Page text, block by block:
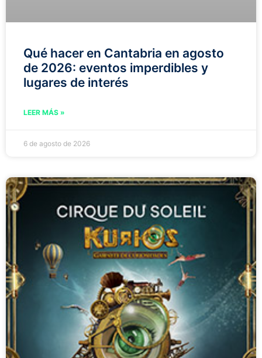
Qué hacer en Cantabria en agosto
de 2026: eventos imperdibles y
lugares de interés
LEER MÁS »
6 de agosto de 2026